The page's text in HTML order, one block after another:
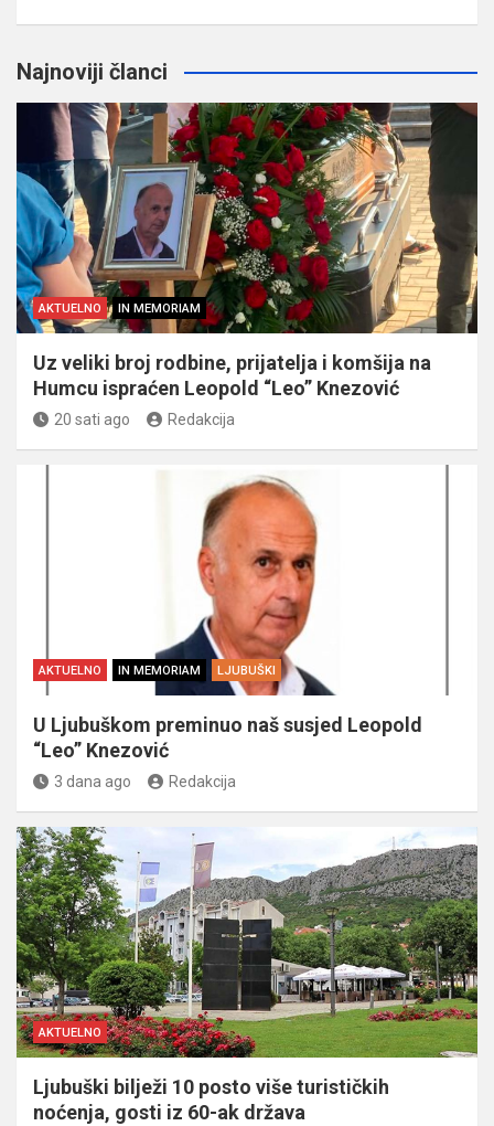
Najnoviji članci
AKTUELNO IN MEMORIAM
Uz veliki broj rodbine, prijatelja i komšija na
Humcu ispraćen Leopold “Leo” Knezović
20 sati ago Redakcija
AKTUELNO IN MEMORIAM LJUBUŠKI
U Ljubuškom preminuo naš susjed Leopold
“Leo” Knezović
3 dana ago Redakcija
AKTUELNO
Ljubuški bilježi 10 posto više turističkih
noćenja, gosti iz 60-ak država